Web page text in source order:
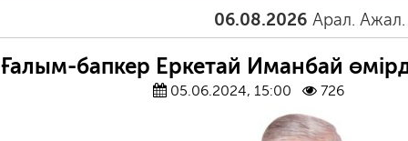
06.08.2026 Арал. Ажал. Айғақ
Ғалым-бапкер Еркетай Иманбай
05.06.2024, 15:00 726